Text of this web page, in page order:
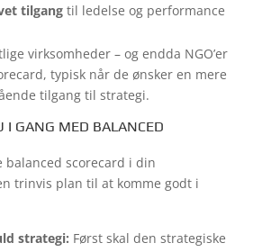
tilgang til ledelse og performance
virksomheder – og endda NGO’er
typisk når de ønsker en mere
tilgang til strategi.
I GANG MED BALANCED
balanced scorecard i din
trinvis plan til at komme godt i
strategi: Først skal den strategiske